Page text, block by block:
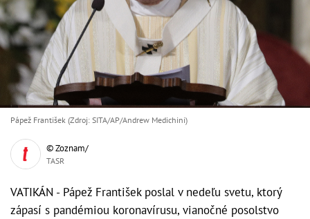
Pápež František (Zdroj: SITA/AP/Andrew Medichini)
© Zoznam/
TASR
VATIKÁN - Pápež František poslal v nedeľu svetu, ktorý
zápasí s pandémiou koronavírusu, vianočné posolstvo